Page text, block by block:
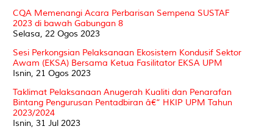
CQA Memenangi Acara Perbarisan Sempena SUSTAF
2023 di bawah Gabungan 8
Selasa, 22 Ogos 2023
Sesi Perkongsian Pelaksanaan Ekosistem Kondusif Sektor
Awam (EKSA) Bersama Ketua Fasilitator EKSA UPM
Isnin, 21 Ogos 2023
Taklimat Pelaksanaan Anugerah Kualiti dan Penarafan
Bintang Pengurusan Pentadbiran â€“ HKIP UPM Tahun
2023/2024
Isnin, 31 Jul 2023